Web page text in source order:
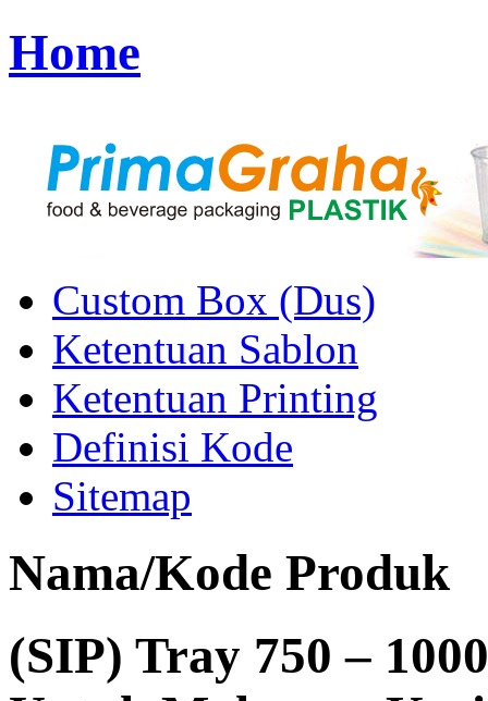
Home
Custom Box (Dus)
Ketentuan Sablon
Ketentuan Printing
Definisi Kode
Sitemap
Nama/Kode Produk
(SIP) Tray 750 –